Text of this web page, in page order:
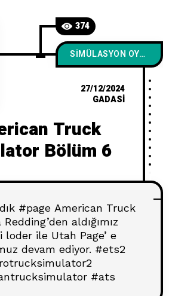
374
SIMÜLASYON OYUNLARI
27/12/2024
GADASI
Truck
Bölüm 6
#page American Truck
aldığımız
ile Utah Page’ e
devam ediyor. #ets2
#ats